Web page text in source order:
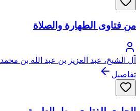
من فتاوى الطهارة والصلاة
آل الشيخ، عبد العزيز بن عبد الله بن محمد
تفاصيل